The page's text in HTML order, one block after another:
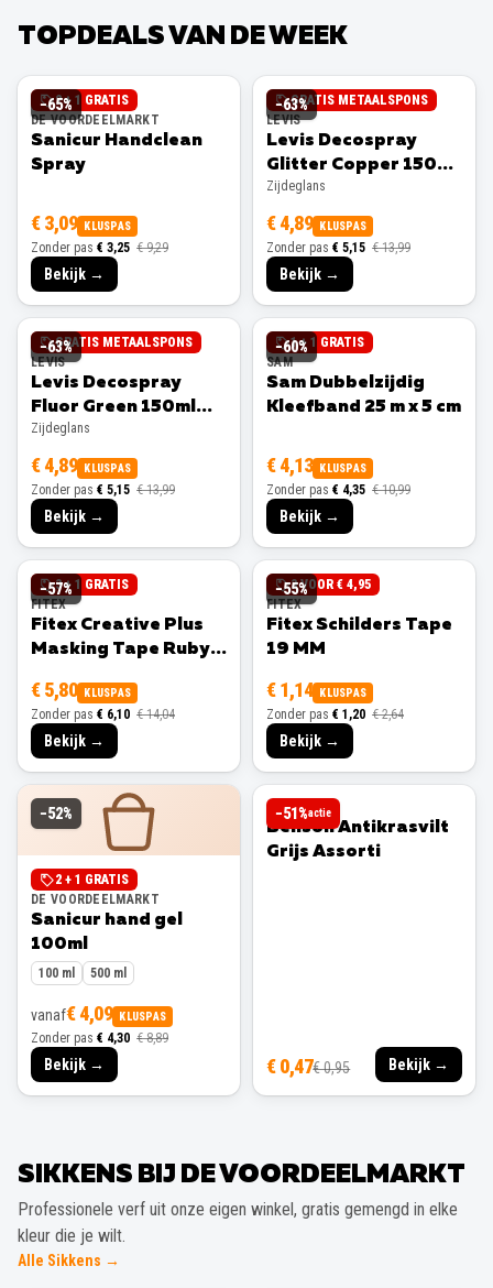
TOPDEALS VAN DE WEEK
−65%
2 + 1 GRATIS
DE VOORDEELMARKT
Sanicur Handclean
Spray
€ 3,09 KLUSPAS
Zonder pas € 3,25 € 9,29
Bekijk →
−63%
GRATIS METAALSPONS
LEVIS
Levis Decospray
Glitter Copper 150ml
Zijdeglans
Zijdeglans
€ 4,89 KLUSPAS
Zonder pas € 5,15 € 13,99
Bekijk →
−63%
GRATIS METAALSPONS
LEVIS
Levis Decospray
Fluor Green 150ml
Zijdeglans
Zijdeglans
€ 4,89 KLUSPAS
Zonder pas € 5,15 € 13,99
Bekijk →
−60%
1 + 1 GRATIS
SAM
Sam Dubbelzijdig
Kleefband 25 m x 5 cm
€ 4,13 KLUSPAS
Zonder pas € 4,35 € 10,99
Bekijk →
−57%
3 + 1 GRATIS
FITEX
Fitex Creative Plus
Masking Tape Ruby
€ 5,80 KLUSPAS
Zonder pas € 6,10 € 14,04
Bekijk →
−55%
3 VOOR € 4,95
FITEX
Fitex Schilders Tape
19 MM
€ 1,14 KLUSPAS
Zonder pas € 1,20 € 2,64
Bekijk →
−52%
2 + 1 GRATIS
DE VOORDEELMARKT
Sanicur hand gel
100ml
100 ml 500 ml
vanaf€ 4,09 KLUSPAS
Zonder pas € 4,30 € 8,89
Bekijk →
−51%actie
BENSON
Benson Antikrasvilt
Grijs Assorti
€ 0,47€ 0,95 Bekijk →
SIKKENS BIJ DE VOORDEELMARKT
Professionele verf uit onze eigen winkel, gratis gemengd in elke
kleur die je wilt.
Alle Sikkens →